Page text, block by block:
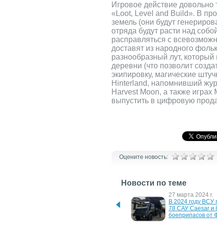
Игровое действие
«Loot, Level and Build». В
земель (они будут
отряда будут расти над
расправляться с
доставят из народного
разнообразный лут, который
деревни (что позволит
экипировку, магические
Hinterland, напомнивший
Harvest Moon, а также
выпустить в цифровую
Оцените новость:
Новости по теме
27 марта 2024 г.
В 2024 году ВСУ
78 САУ Caesar и
боеприпасов от